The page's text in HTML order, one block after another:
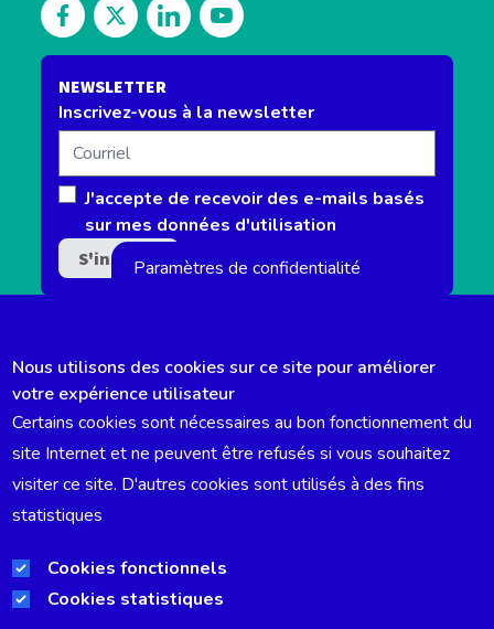
Découvrez notre Facebook
Suivez-nous sur Twitter
Découvrez notre Linkedin
Retrouvez-nous sur notre channel
NEWSLETTER
Inscrivez-vous à la newsletter
Courriel
J'accepte de recevoir des e-mails basés
sur mes données d'utilisation
DÉCLARATION ACCESSIBILITÉ
EMPLOIS
TRANSPARENCE ET GOUVERNANCE
Paramètres de confidentialité
Nous utilisons des cookies sur ce site pour améliorer
votre expérience utilisateur
Certains cookies sont nécessaires au bon fonctionnement du
site Internet et ne peuvent être refusés si vous souhaitez
visiter ce site. D'autres cookies sont utilisés à des fins
statistiques
Cookies fonctionnels
Cookies statistiques